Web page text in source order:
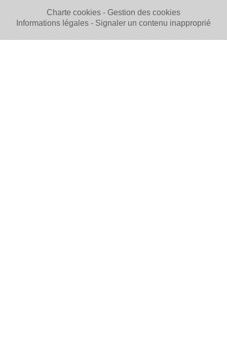
Charte cookies
Gestion des cookies
Informations légales
Signaler un contenu inapproprié